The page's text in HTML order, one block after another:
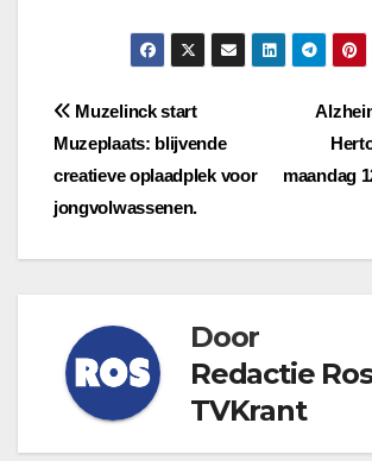
Bericht
navigatie
maandag
Muzelinck start
Muzeplaats: blijvende
creatieve oplaadplek voor
jongvolwassenen.
Door
Redactie Ros
TVKrant